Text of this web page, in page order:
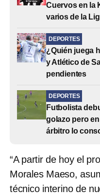
Cuervos en la
varios de la
DEPORTES
¿Quién juega
y Atlético de
pendientes
DEPORTES
Futbolista
golazo pero
árbitro lo
“A partir de hoy el
Morales Maeso,
técnico interino de